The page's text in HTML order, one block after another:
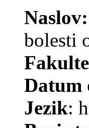
Naslov:
bolesti
Datum
Jezik: